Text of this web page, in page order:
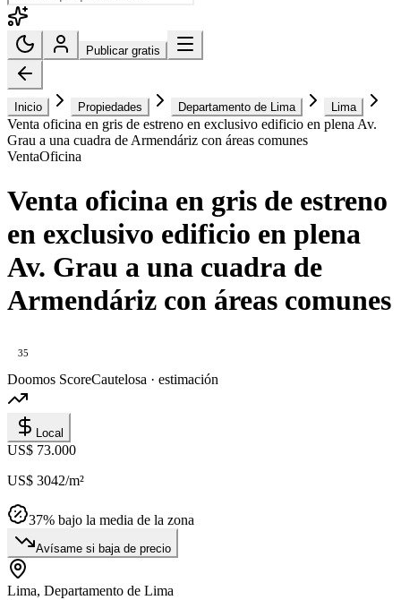
Publicar gratis
Inicio Propiedades Departamento de Lima Lima
Venta oficina en gris de estreno en exclusivo edificio en plena Av.
Grau a una cuadra de Armendáriz con áreas comunes
VentaOficina
Venta oficina en gris de estreno
en exclusivo edificio en plena
Av. Grau a una cuadra de
Armendáriz con áreas comunes
35
Doomos ScoreCautelosa · estimación
Local
US$ 73.000
US$ 3042/m²
37% bajo la media de la zona
Avísame si baja de precio
Lima, Departamento de Lima